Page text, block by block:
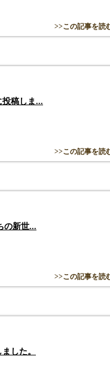
>>この記事を読
稿しま...
>>この記事を読
の新世...
>>この記事を読
した。